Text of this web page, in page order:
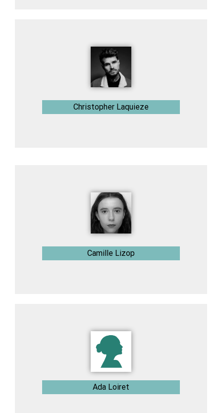
Christopher Laquieze
Camille Lizop
Ada Loiret